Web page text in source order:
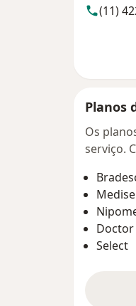
(11)
Planos
Os
serviço.
Select